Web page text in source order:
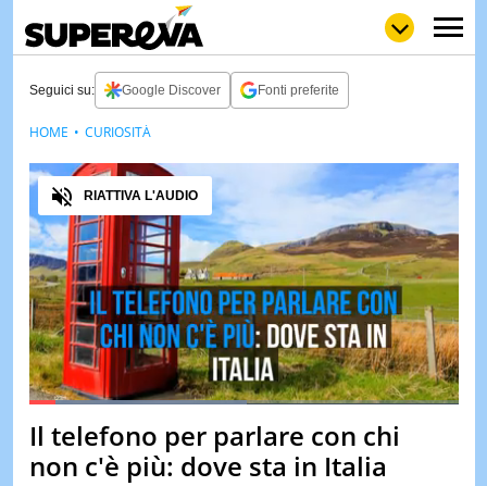
LOLGULP
LOVE
WOW
POP
NEWS
STORIE
VIDEO
& TV
QUIZ
&
TEST
Seguici su: Google Discover Fonti preferite
PauseUnmute
Loaded:50.88%
Audio
RIATTIVA L'AUDIO
Il telefono per parlare con chi
non c'è più: dove sta in Italia
HOME CURIOSITÀ